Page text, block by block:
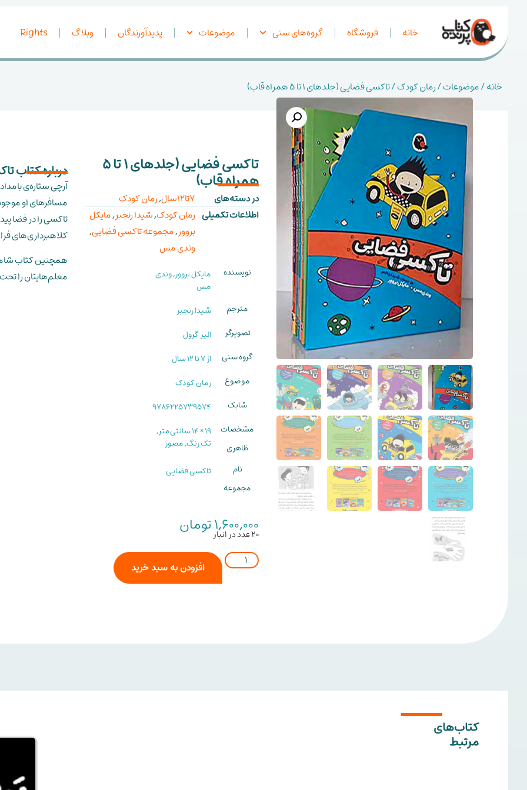
خانه فروشگاه گروه‌های سنی موضوعات پدیدآورندگان وبلاگ Rights
خانه/موضوعات/رمان کودک/ تاکسی فضایی (جلدهای 1 تا 5 همراه قاب)
تاکسی فضایی (جلدهای 1 تا 5
همراه قاب)
در دسته‌های 7تا12سال ,رمان کودک
اطلاعات تکمیلی رمان کودک,شیدا رنجبر,مایکل
بروور,مجموعه تاکسی فضایی,
وندی مس
نویسنده
مایکل بروور, وندی
مس
مترجم
شیدا رنجبر
تصویرگر
الیز گرول
گروه سنی
از 7 تا 12 سال
موضوع
رمان کودک
شابک
9786225739574
مشخصات
ظاهری
19 × 14 سانتی‌متر,
تک رنگ, مصور
نام
مجموعه
تاکسی فضایی
1,600,000تومان 20 عدد در انبار
افزودن به سبد خرید
درباره کتاب تاکسی
آرچی ستاره‌ی
مسافرهای او
تاکسی را در فضا
کلاهبرداری‌های
همچنین کتاب
معلم‌هایتان را
کتاب‌های
مرتبط